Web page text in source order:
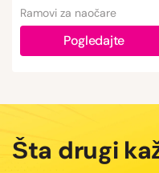
Ramovi za naočare
Pogledajte
Šta drugi